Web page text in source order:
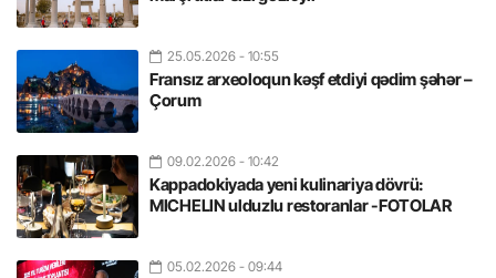
25.05.2026 - 10:55
Fransız arxeoloqun kəşf etdiyi qədim şəhər –
Çorum
09.02.2026 - 10:42
Kappadokiyada yeni kulinariya dövrü:
MICHELIN ulduzlu restoranlar -FOTOLAR
05.02.2026 - 09:44